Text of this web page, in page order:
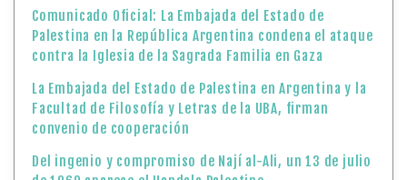
Comunicado Oficial: La Embajada del Estado de
Palestina en la República Argentina condena el ataque
contra la Iglesia de la Sagrada Familia en Gaza
La Embajada del Estado de Palestina en Argentina y la
Facultad de Filosofía y Letras de la UBA, firman
convenio de cooperación
Del ingenio y compromiso de Nají al-Ali, un 13 de julio